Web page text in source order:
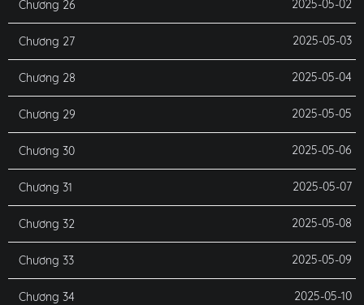
Chương 26 2025-05-02
Chương 27 2025-05-03
Chương 28 2025-05-04
Chương 29 2025-05-05
Chương 30 2025-05-06
Chương 31 2025-05-07
Chương 32 2025-05-08
Chương 33 2025-05-09
Chương 34 2025-05-10